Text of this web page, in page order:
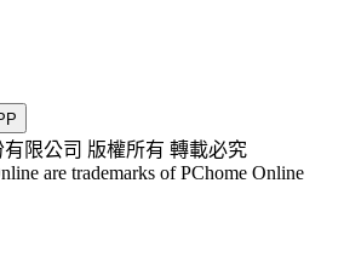
限公司 版權所有 轉載必究
are trademarks of PChome Online